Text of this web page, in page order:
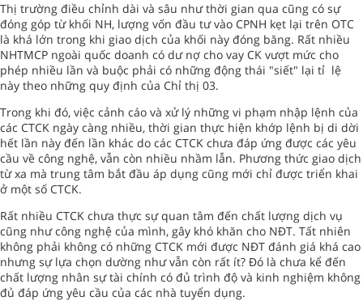
Thị trường điều chỉnh dài và sâu như thời gian qua cũng có sự
đóng góp từ khối NH, lượng vốn đầu tư vào CPNH kẹt lại trên OTC
là khá lớn trong khi giao dịch của khối này đóng băng. Rất nhiều
NHTMCP ngoài quốc doanh có dư nợ cho vay CK vượt mức cho
phép nhiều lần và buộc phải có những động thái "siết" lại tỉ lệ
này theo những quy định của Chỉ thị 03.
Trong khi đó, việc cảnh cáo và xử lý những vi phạm nhập lệnh của
các CTCK ngày càng nhiều, thời gian thực hiện khớp lệnh bị di dời
hết lần này đến lần khác do các CTCK chưa đáp ứng được các yêu
cầu về công nghệ, vẫn còn nhiều nhầm lẫn. Phương thức giao dịch
từ xa mà trung tâm bắt đầu áp dụng cũng mới chỉ được triển khai
ở một số CTCK.
Rất nhiều CTCK chưa thực sự quan tâm đến chất lượng dịch vụ
cũng như công nghệ của mình, gây khó khăn cho NĐT. Tất nhiên
không phải không có những CTCK mới được NĐT đánh giá khá cao
nhưng sự lựa chọn dường như vẫn còn rất ít? Đó là chưa kể đến
chất lượng nhân sự tài chính có đủ trình độ và kinh nghiệm không
đủ đáp ứng yêu cầu của các nhà tuyển dụng.